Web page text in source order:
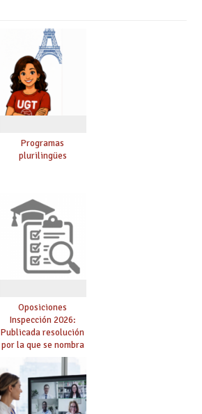
Programas
plurilingües
Oposiciones
Inspección 2026:
Publicada resolución
por la que se nombra
funcionarios/as en
prácticas, se regulan
dichas prácticas y se
convoca acto público
de adjudicación